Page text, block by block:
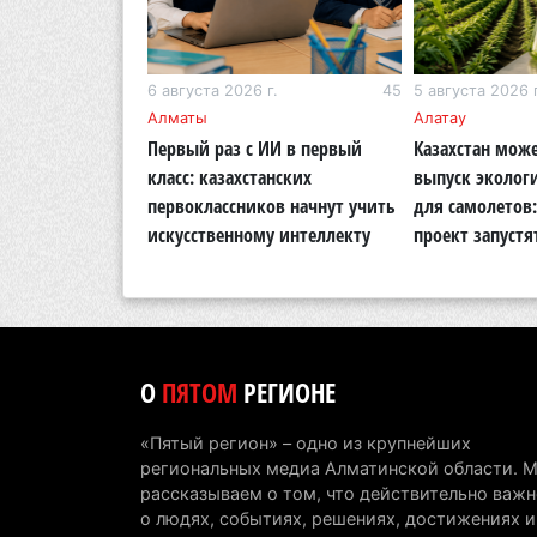
6 августа 2026 г.
45
Алматы
Первый раз с ИИ в первый
класс: казахстанских
первоклассников начнут учить
искусственному интеллекту
5 августа 2026
Алатау
Казахстан
выпуск
для
проект
ОПЯТОМ РЕГИОНЕ
«Пятый регион» – одно из крупнейших
региональных медиа Алматинской области.
рассказываем о том, что действительно
о людях, событиях, решениях, достижениях и